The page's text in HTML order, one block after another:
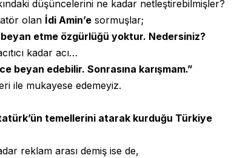
düşüncelerini ne kadar netleştirebilmişler?
olan İdi Amin’e sormuşlar;
etme özgürlüğü yoktur. Nedersiniz?
kadar acı…
beyan edebilir. Sonrasına karışmam.”
ile mukayese edemeyiz.
temellerini atarak kurduğu Türkiye
reklam arası demiş ise de,